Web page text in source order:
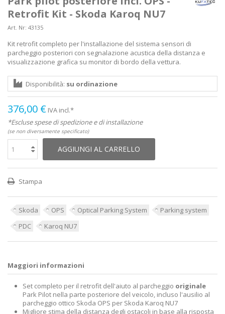
Retrofit Kit - Skoda Karoq NU7
Art. Nr: 43135
Kit retrofit completo per l'installazione del sistema sensori di
parcheggio posteriori con segnalazione acustica della distanza e
visualizzazione grafica su monitor di bordo della vettura.
Disponibilità: su ordinazione
376,00 € IVA incl.*
*Escluse spese di spedizione e di installazione
(se non diversamente specificato)
AGGIUNGI AL CARRELLO
Stampa
Skoda OPS Optical Parking System
Parking system
PDC
Karoq NU7
Maggiori informazioni
Set completo per il retrofit dell'aiuto al parcheggio originale
Park Pilot nella parte posteriore del veicolo, incluso l'ausilio al
parcheggio ottico Skoda OPS per Skoda Karoq NU7
Migliore stima della distanza degli ostacoli in base alla risposta